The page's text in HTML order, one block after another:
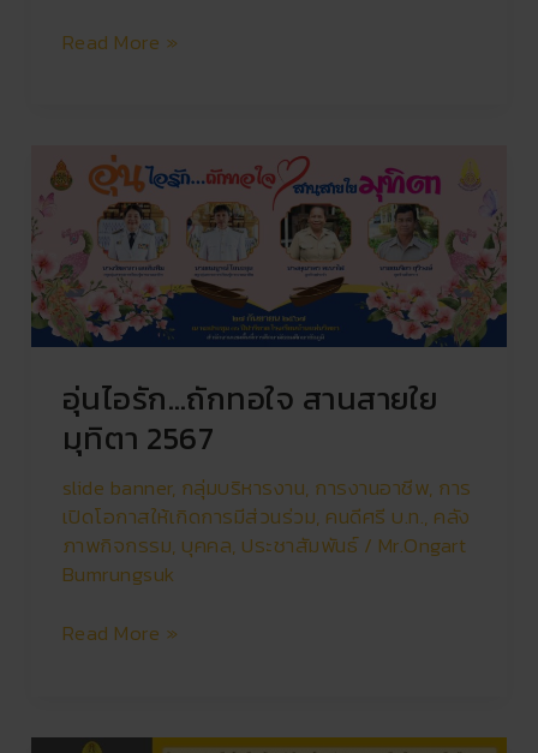
Read More »
อุ่นไอรัก…ถักทอใจ สานสายใย
มุทิตา 2567
slide banner, กลุ่มบริหารงาน, การงานอาชีพ, การ
เปิดโอกาสให้เกิดการมีส่วนร่วม, คนดีศรี บ.ท., คลัง
ภาพกิจกรรม, บุคคล, ประชาสัมพันธ์/ Mr.Ongart
Bumrungsuk
อุ่น
ไอ
ถัก
ทอใจ
สาน
สายใย
2567
Read More »